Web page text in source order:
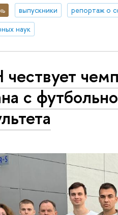
выпускники репортаж о
наук
с